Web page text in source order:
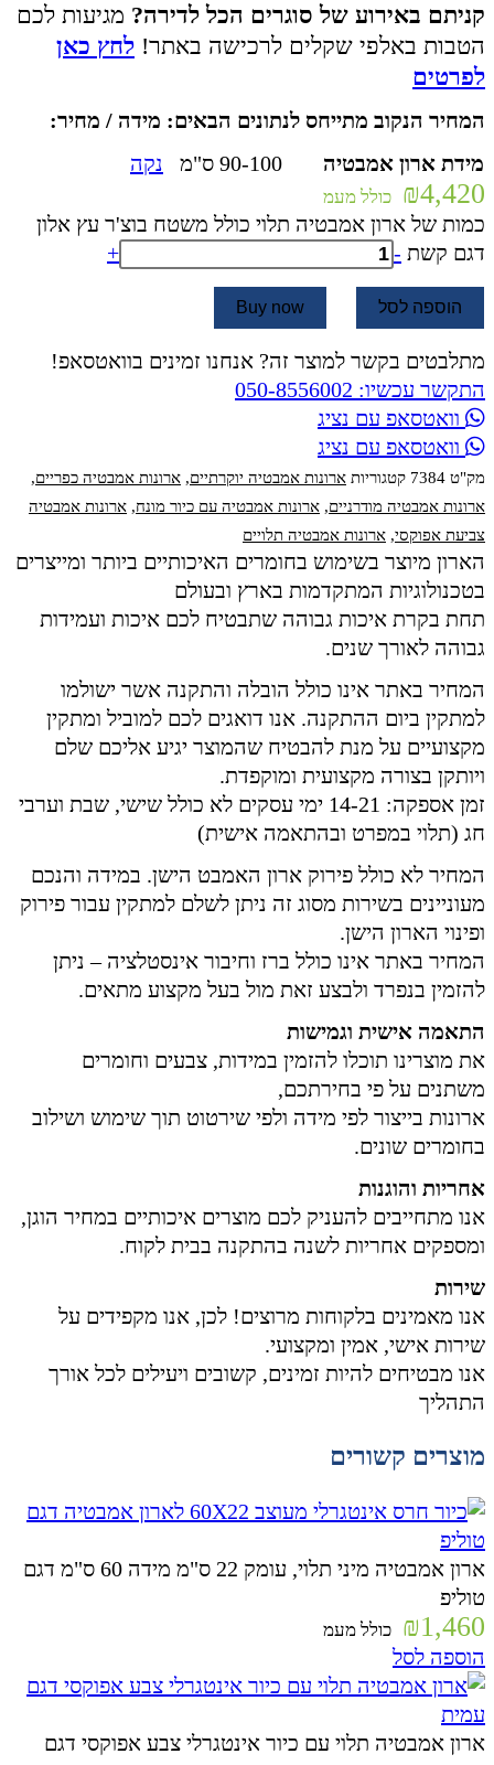
קניתם באירוע של סוגרים הכל לדירה? מגיעות לכם
הטבות באלפי שקלים לרכישה באתר! לחץ כאן
לפרטים
המחיר הנקוב מתייחס לנתונים הבאים: מידה / מחיר:
מידת ארון אמבטיה
90-100 ס"מ נקה
₪4,420 כולל מעמ
כמות של ארון אמבטיה תלוי כולל משטח בוצ'ר עץ אלון
דגם קשת -
+
הוספה לסל Buy now
מתלבטים בקשר למוצר זה? אנחנו זמינים בוואטסאפ!
התקשר עכשיו: 050-8556002
וואטסאפ עם נציג
וואטסאפ עם נציג
מק"ט 7384 קטגוריות ארונות אמבטיה יוקרתיים, ארונות אמבטיה כפריים,
ארונות אמבטיה מודרניים, ארונות אמבטיה עם כיור מונח, ארונות אמבטיה
צביעת אפוקסי, ארונות אמבטיה תלויים
הארון מיוצר בשימוש בחומרים האיכותיים ביותר ומייצרים
בטכנולוגיות המתקדמות בארץ ובעולם
תחת בקרת איכות גבוהה שתבטיח לכם איכות ועמידות
גבוהה לאורך שנים.
המחיר באתר אינו כולל הובלה והתקנה אשר ישולמו
למתקין ביום ההתקנה. אנו דואגים לכם למוביל ומתקין
מקצועיים על מנת להבטיח שהמוצר יגיע אליכם שלם
ויותקן בצורה מקצועית ומוקפדת.
זמן אספקה: 14-21 ימי עסקים לא כולל שישי, שבת וערבי
חג (תלוי במפרט ובהתאמה אישית)
המחיר לא כולל פירוק ארון האמבט הישן. במידה והנכם
מעוניינים בשירות מסוג זה ניתן לשלם למתקין עבור פירוק
ופינוי הארון הישן.
המחיר באתר אינו כולל ברז וחיבור אינסטלציה – ניתן
להזמין בנפרד ולבצע זאת מול בעל מקצוע מתאים.
התאמה אישית וגמישות
את מוצרינו תוכלו להזמין במידות, צבעים וחומרים
משתנים על פי בחירתכם,
ארונות בייצור לפי מידה ולפי שירטוט תוך שימוש ושילוב
בחומרים שונים.
אחריות והוגנות
אנו מתחייבים להעניק לכם מוצרים איכותיים במחיר הוגן,
ומספקים אחריות לשנה בהתקנה בבית לקוח.
שירות
אנו מאמינים בלקוחות מרוצים! לכן, אנו מקפידים על
שירות אישי, אמין ומקצועי.
אנו מבטיחים להיות זמינים, קשובים ויעילים לכל אורך
התהליך
מוצרים קשורים
ארון אמבטיה מיני תלוי, עומק 22 ס"מ מידה 60 ס"מ דגם
טוליפ
₪1,460 כולל מעמ
הוספה לסל
ארון אמבטיה תלוי עם כיור אינטגרלי צבע אפוקסי דגם